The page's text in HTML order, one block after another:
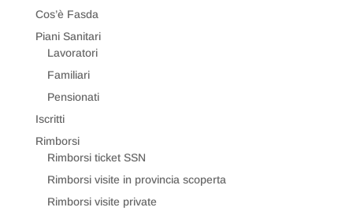
Cos’è Fasda
Piani Sanitari
Lavoratori
Familiari
Pensionati
Iscritti
Rimborsi
Rimborsi ticket SSN
Rimborsi visite in provincia scoperta
Rimborsi visite private